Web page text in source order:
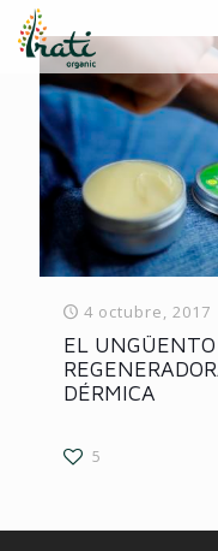
4 octubre, 2017
EL
DÉRMICA
5